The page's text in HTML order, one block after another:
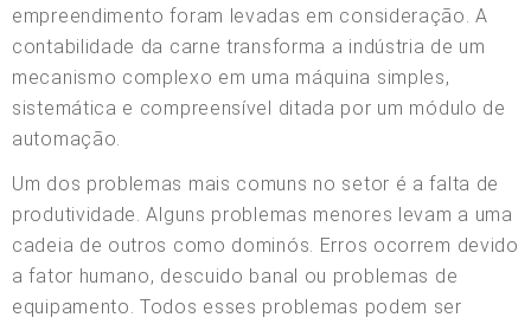
empreendimento foram levadas em consideração. A
contabilidade da carne transforma a indústria de um
mecanismo complexo em uma máquina simples,
sistemática e compreensível ditada por um módulo de
automação.
Um dos problemas mais comuns no setor é a falta de
produtividade. Alguns problemas menores levam a uma
cadeia de outros como dominós. Erros ocorrem devido
a fator humano, descuido banal ou problemas de
equipamento. Todos esses problemas podem ser